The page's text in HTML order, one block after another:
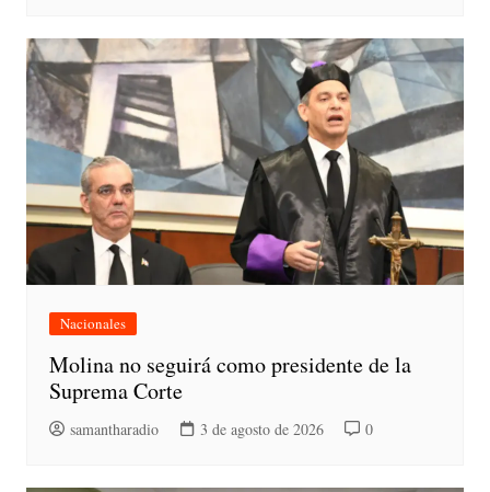
Nacionales
Molina no seguirá como presidente de la
Suprema Corte
samantharadio 3 de agosto de 2026 0